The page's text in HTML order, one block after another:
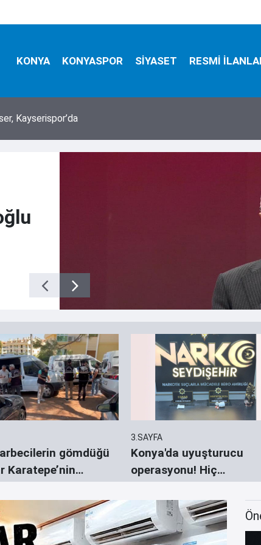
KONYA KONYASPOR SİYASET RESMİ
Kayserispor’da
gömdüğü
Karatepe’nin
3.SAYFA
Konya'da uyuşturucu
operasyonu! Hiç